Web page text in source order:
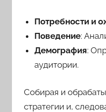
Потребности и
Поведение:
Демография:
аудитории.
Собирая и
стратегии и,